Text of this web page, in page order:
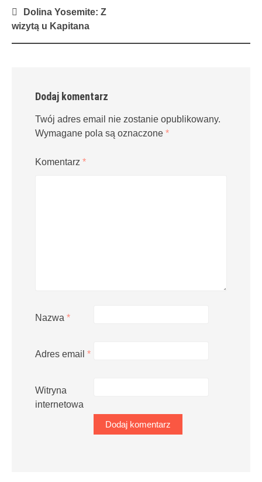
Post
navigation
Dolina Yosemite: Z
wizytą u Kapitana
Dodaj komentarz
Twój adres email nie zostanie opublikowany.
Wymagane pola są oznaczone *
Komentarz *
Nazwa *
Adres email *
Witryna
internetowa